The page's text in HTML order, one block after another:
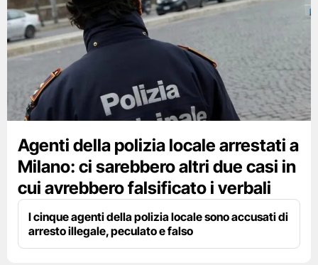
Agenti della polizia locale arrestati a
Milano: ci sarebbero altri due casi in
cui avrebbero falsificato i verbali
I cinque agenti della polizia locale sono accusati di
arresto illegale, peculato e falso